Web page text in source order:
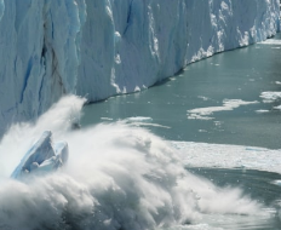
Bilim insanları, Körfez
2025 gibi erken bir tarihte
uyarıyor. Sistemin
ise tüm Avrupa adeta derin